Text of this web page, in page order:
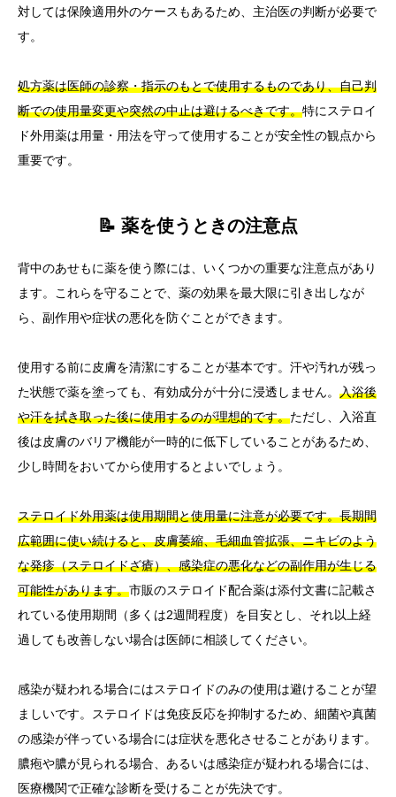
対しては保険適用外のケースもあるため、主治医の判断が必要で
す。
処方薬は医師の診察・指示のもとで使用するものであり、自己判
断での使用量変更や突然の中止は避けるべきです。特にステロイ
ド外用薬は用量・用法を守って使用することが安全性の観点から
重要です。
📝 薬を使うときの注意点
背中のあせもに薬を使う際には、いくつかの重要な注意点があり
ます。これらを守ることで、薬の効果を最大限に引き出しなが
ら、副作用や症状の悪化を防ぐことができます。
使用する前に皮膚を清潔にすることが基本です。汗や汚れが残っ
た状態で薬を塗っても、有効成分が十分に浸透しません。 入浴後
や汗を拭き取った後に使用するのが理想的です。ただし、入浴直
後は皮膚のバリア機能が一時的に低下していることがあるため、
少し時間をおいてから使用するとよいでしょう。
ステロイド外用薬は使用期間と使用量に注意が必要です。長期間
広範囲に使い続けると、皮膚萎縮、毛細血管拡張、ニキビのよう
な発疹（ステロイドざ瘡）、感染症の悪化などの副作用が生じる
可能性があります。市販のステロイド配合薬は添付文書に記載さ
れている使用期間（多くは2週間程度）を目安とし、それ以上経
過しても改善しない場合は医師に相談してください。
感染が疑われる場合にはステロイドのみの使用は避けることが望
ましいです。ステロイドは免疫反応を抑制するため、細菌や真菌
の感染が伴っている場合には症状を悪化させることがあります。
膿疱や膿が見られる場合、あるいは感染症が疑われる場合には、
医療機関で正確な診断を受けることが先決です。